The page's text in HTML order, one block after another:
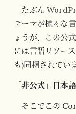
たぶん
テーマが様々な
ょうが、この公
には言語リソー
も)同梱されてい
「非公式」日本
そこでこの